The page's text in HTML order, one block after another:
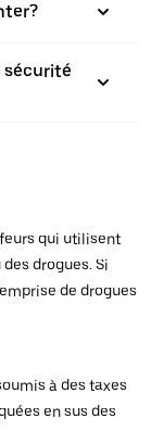
qui utilisent
drogues. Si
de drogues
à des taxes
en sus des